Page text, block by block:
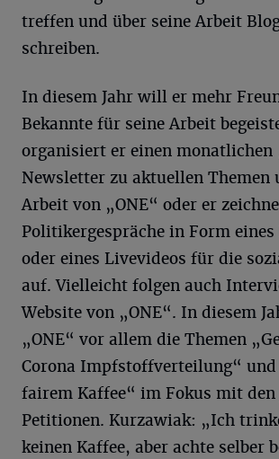
treffen und über seine Arbeit
schreiben.
In diesem Jahr will er mehr
Bekannte für seine Arbeit
organisiert er einen monatlichen
Newsletter zu aktuellen Themen
Arbeit von „ONE“ oder er
Politikergespräche in Form eines
oder eines Livevideos für die
auf. Vielleicht folgen auch
Website von „ONE“. In diesem
„ONE“ vor allem die Themen
Corona Impfstoffverteilung“ und
fairem Kaffee“ im Fokus mit
Petitionen. Kurzawiak: „Ich
keinen Kaffee, aber achte selber